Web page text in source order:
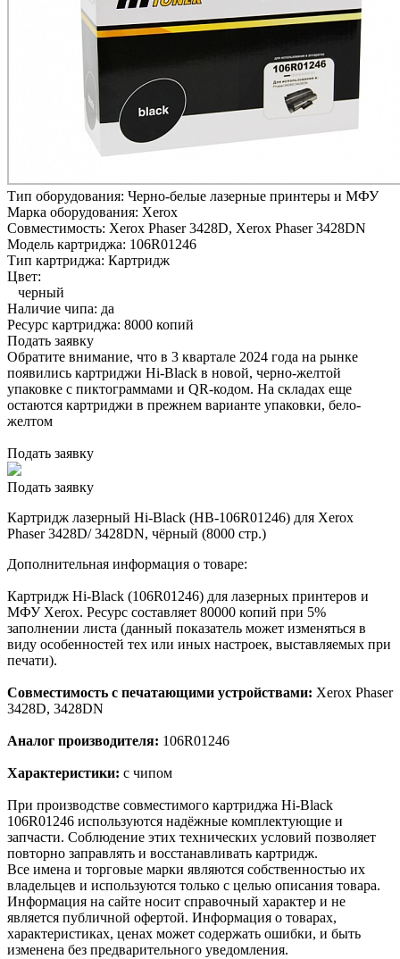
Тип оборудования: Черно-белые лазерные принтеры и МФУ
Марка оборудования: Xerox
Совместимость: Xerox Phaser 3428D, Xerox Phaser 3428DN
Модель картриджа: 106R01246
Тип картриджа: Картридж
Цвет:
черный
Наличие чипа: да
Ресурс картриджа: 8000 копий
Подать заявку
Обратите внимание, что в 3 квартале 2024 года на рынке
появились картриджи Hi-Black в новой, черно-желтой
упаковке с пиктограммами и QR-кодом. На складах еще
остаются картриджи в прежнем варианте упаковки, бело-
желтом
Подать заявку
Подать заявку
Картридж лазерный Hi-Black (HB-106R01246) для Xerox
Phaser 3428D/ 3428DN, чёрный (8000 стр.)
Дополнительная информация о товаре:
Картридж Hi-Black (106R01246) для лазерных принтеров и
МФУ Xerox. Ресурс составляет 80000 копий при 5%
заполнении листа (данный показатель может изменяться в
виду особенностей тех или иных настроек, выставляемых при
печати).
Совместимость с печатающими устройствами: Xerox Phaser
3428D, 3428DN
Аналог производителя: 106R01246
Характеристики: с чипом
При производстве совместимого картриджа Hi-Black
106R01246 используются надёжные комплектующие и
запчасти. Соблюдение этих технических условий позволяет
повторно заправлять и восстанавливать картридж.
Все имена и торговые марки являются собственностью их
владельцев и используются только с целью описания товара.
Информация на сайте носит справочный характер и не
является публичной офертой. Информация о товарах,
характеристиках, ценах может содержать ошибки, и быть
изменена без предварительного уведомления.